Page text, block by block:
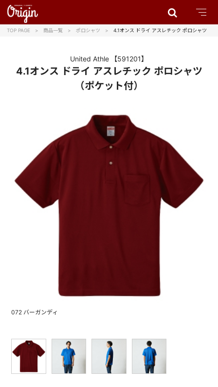
TOP PAGE 商品一覧 ポロシャツ 4.1オンス ドライ アスレチック ポロシャツ （
United Athle 【591201】
4.1オンス ドライ アスレチック ポロシャツ
（ポケット付）
072 バーガンディ